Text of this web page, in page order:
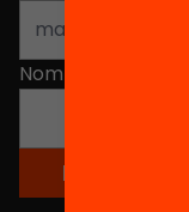
Nombre